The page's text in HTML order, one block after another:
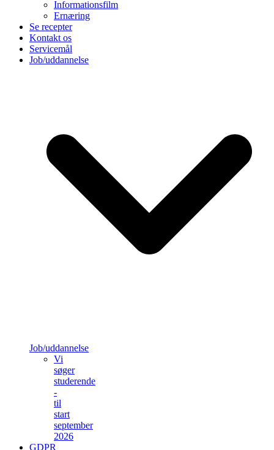
Informationsfilm
Ernæring
Se recepter
Kontakt os
Servicemål
Job/uddannelse
Job/uddannelse
Vi
søger
studerende
-
til
start
september
2026
GDPR